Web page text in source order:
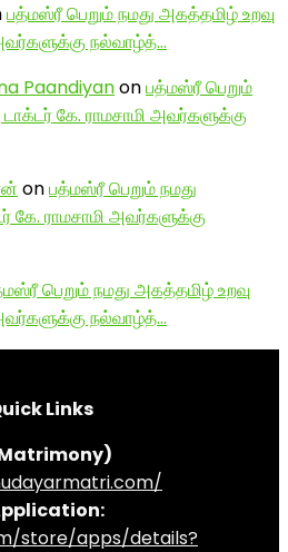
பத்மஸ்ரீ பெறும் நமது அகத்தமிழ் உறவு
நல்வாழ்த்…
Paandiyanonபத்மஸ்ரீ பெறும்
கே. ராமசாமி அவர்களுக்கு
onபத்மஸ்ரீ பெறும் நமது
கே. ராமசாமி அவர்களுக்கு
பெறும் நமது அகத்தமிழ் உறவு
நல்வாழ்த்…
Links
store/apps/details?